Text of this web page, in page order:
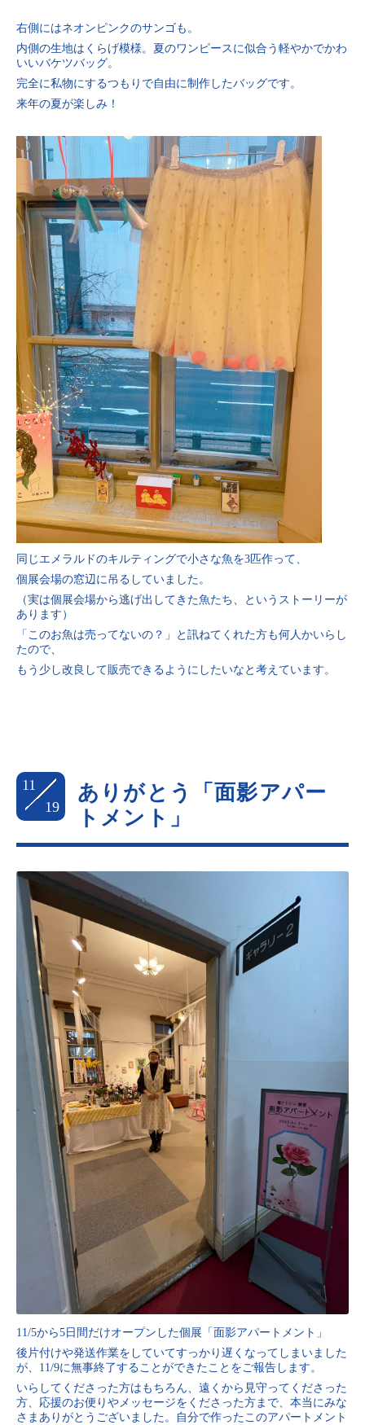
右側にはネオンピンクのサンゴも。
内側の生地はくらげ模様。夏のワンピースに似合う軽やかでかわ
いいバケツバッグ。
完全に私物にするつもりで自由に制作したバッグです。
来年の夏が楽しみ！
同じエメラルドのキルティングで小さな魚を3匹作って、
個展会場の窓辺に吊るしていました。
（実は個展会場から逃げ出してきた魚たち、というストーリーが
あります）
「このお魚は売ってないの？」と訊ねてくれた方も何人かいらし
たので、
もう少し改良して販売できるようにしたいなと考えています。
11
19
ありがとう「面影アパー
トメント」
11/5から5日間だけオープンした個展「面影アパートメント」
後片付けや発送作業をしていてすっかり遅くなってしまいました
が、11/9に無事終了することができたことをご報告します。
いらしてくださった方はもちろん、遠くから見守ってくださった
方、応援のお便りやメッセージをくださった方まで、本当にみな
さまありがとうございました。自分で作ったこのアパートメント